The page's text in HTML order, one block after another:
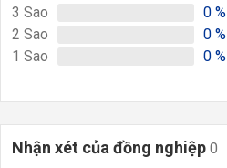
3 Sao 0 %
2 Sao 0 %
1 Sao 0 %
Nhận xét của đồng nghiệp 0